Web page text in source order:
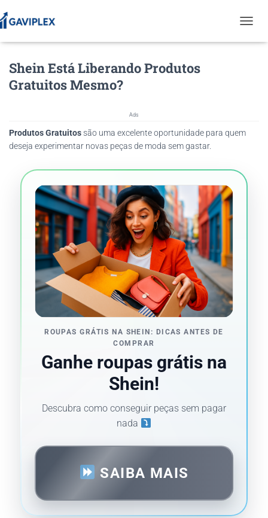
O
I
Shein Está Liberando Produtos
Gratuitos Mesmo?
Ads
Produtos Gratuitossão uma excelente oportunidade para quem
deseja experimentar novas peças de moda sem gastar.
ROUPAS GRÁTIS NA SHEIN: DICAS ANTES DE
COMPRAR
Ganhe roupas grátis na
Shein!
Descubra como conseguir peças sem pagar
nada
SAIBA MAIS